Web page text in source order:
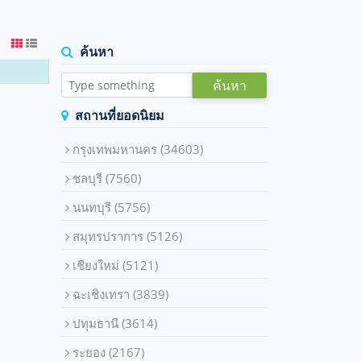
ค้นหา
ค้นหา
สถานที่ยอดนิยม
กรุงเทพมหานคร
(34603)
ชลบุรี
(7560)
นนทบุรี
(5756)
สมุทรปราการ
(5126)
เชียงใหม่
(5121)
ฉะเชิงเทรา
(3839)
ปทุมธานี
(3614)
ระยอง
(2167)